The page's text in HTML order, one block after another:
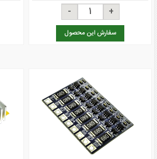
سفارش این محصول